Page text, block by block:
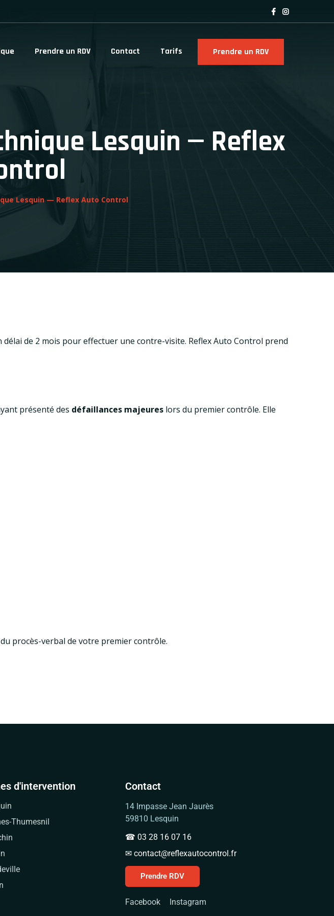
Prendre un RDV Contact Tarifs Prendre un RDV
Lesquin — Reflex
Lesquin — Reflex Auto Control
délai de 2 mois pour effectuer une contre-visite. Reflex Auto Control prend
présenté des défaillances majeures lors du premier contrôle. Elle
procès-verbal de votre premier contrôle.
d'intervention
Thumesnil
Contact
14 Impasse Jean Jaurès
59810 Lesquin
☎ 03 28 16 07 16
✉ contact@reflexautocontrol.fr
Prendre RDV
Facebook Instagram